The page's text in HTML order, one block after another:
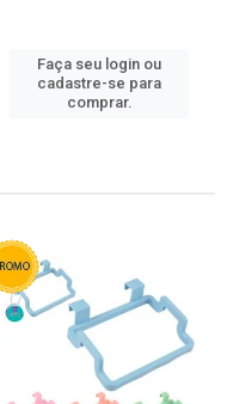
Faça seu login ou
cadastre-se para
comprar.